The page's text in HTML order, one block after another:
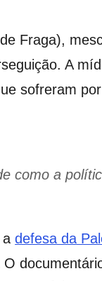
Fraga),
A
sofreram
como a
adefesa da